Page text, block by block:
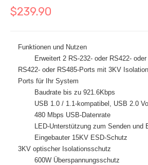
$239.90
Funktionen und Nutzen
Erweitert 2 RS-232- oder RS422- oder
RS422- oder RS485-Ports mit 3KV
Ports für Ihr System
Baudrate bis zu 921.6Kbps
USB 1.0 / 1.1-kompatibel, USB 2.0
480 Mbps USB-Datenrate
LED-Unterstützung zum Senden und
Eingebauter 15KV ESD-Schutz
3KV optischer Isolationsschutz
600W Überspannungsschutz